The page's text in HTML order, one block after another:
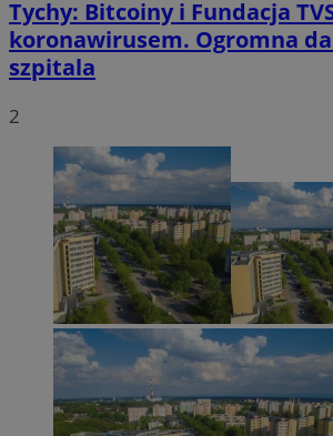
Tychy: Bitcoiny i Fundacja
koronawirusem. Ogromna
szpitala
2